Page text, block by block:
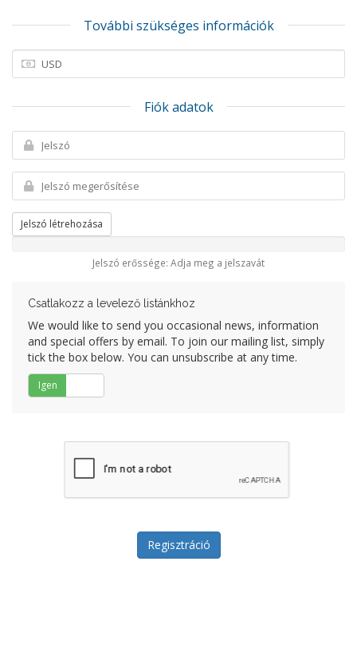
További szükséges információk
Fiók adatok
Jelszó létrehozása
Jelszó erőssége: Adja meg a jelszavát
Csatlakozz a levelező listánkhoz
We would like to send you occasional news, information
and special offers by email. To join our mailing list, simply
tick the box below. You can unsubscribe at any time.
Igen